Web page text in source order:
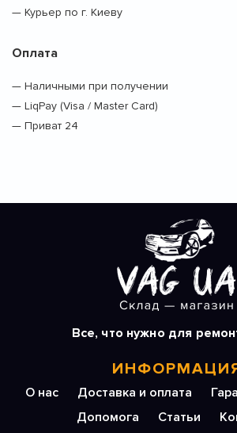
— Курьер по г. Киеву
Оплата
— Наличными при получении
— LiqPay (Visa / Master Card)
— Приват 24
Все, что нужно для
О нас Доставка и оплата
Допомога
Статьи